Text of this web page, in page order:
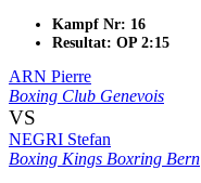
Kampf Nr: 16
Resultat: OP 2:15
ARN Pierre
Boxing Club Genevois
VS
NEGRI Stefan
Boxing Kings Boxring Bern